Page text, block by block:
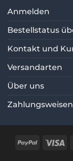
Anmelden
Bestellstatus
Kontakt und
Versandarten
Über uns
Zahlungsweisen
PayPal